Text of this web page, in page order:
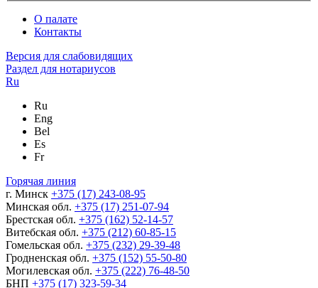
О палате
Контакты
Версия для слабовидящих
Раздел для нотариусов
Ru
Ru
Eng
Bel
Es
Fr
Горячая линия
г. Минск +375 (17) 243-08-95
Минская обл. +375 (17) 251-07-94
Брестская обл. +375 (162) 52-14-57
Витебская обл. +375 (212) 60-85-15
Гомельская обл. +375 (232) 29-39-48
Гродненская обл. +375 (152) 55-50-80
Могилевская обл. +375 (222) 76-48-50
БНП +375 (17) 323-59-34